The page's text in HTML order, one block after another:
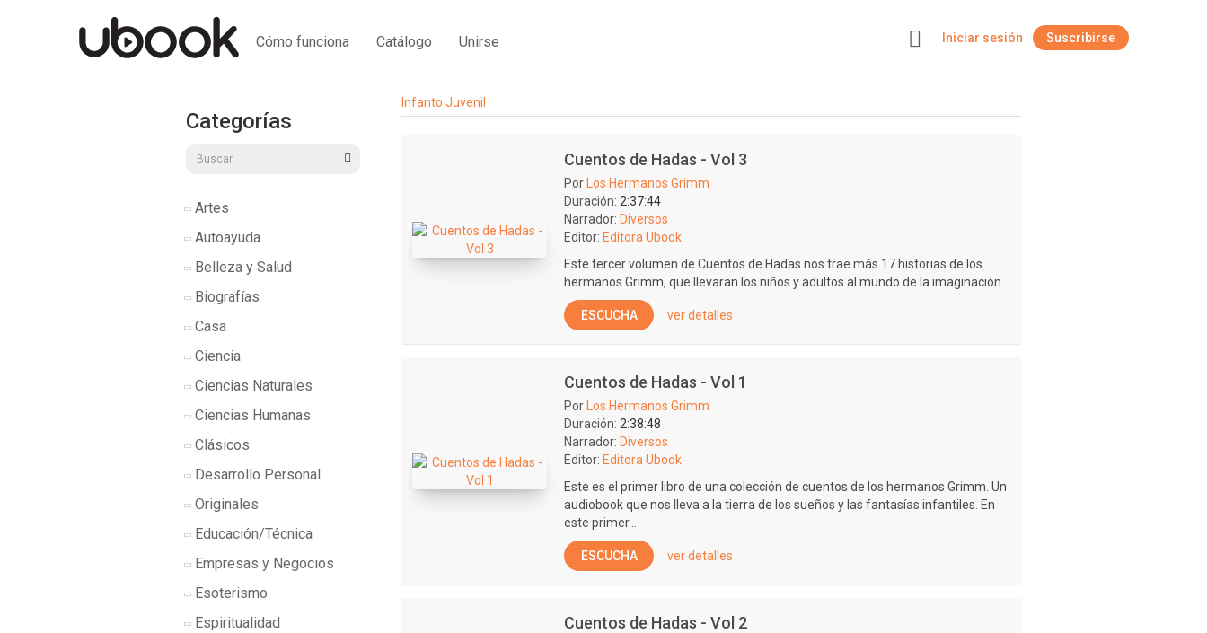
Cómo funciona Catálogo Unirse Iniciar sesión Suscribirse
Categorías
Artes
Autoayuda
Belleza y Salud
Biografías
Casa
Ciencia
Ciencias Naturales
Ciencias Humanas
Clásicos
Desarrollo Personal
Originales
Educación/Técnica
Empresas y Negocios
Esoterismo
Espiritualidad
Infanto Juvenil
Cuentos de Hadas - Vol 3
Por
Los Hermanos Grimm
Duración: 2:37:44
Narrador: Diversos
Editor: Editora Ubook
Este tercer volumen de Cuentos de Hadas nos trae más 17 historias de los
hermanos Grimm, que llevaran los niños y adultos al mundo de la imaginación.
ESCUCHA ver detalles
Cuentos de Hadas - Vol 1
Por
Los Hermanos Grimm
Duración: 2:38:48
Narrador: Diversos
Editor: Editora Ubook
Este es el primer libro de una colección de cuentos de los hermanos Grimm. Un
audiobook que nos lleva a la tierra de los sueños y las fantasías infantiles. En
este primer...
ESCUCHA ver detalles
Cuentos de Hadas - Vol 2